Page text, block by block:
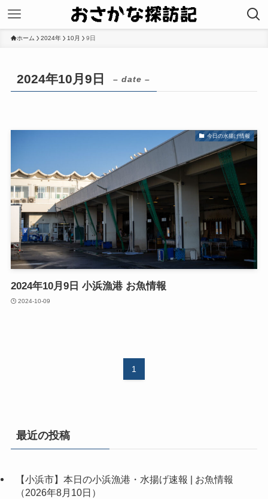
ホーム 2024年 10月 9日
2024年10月9日 – date –
今日の水揚げ情報
2024年10月9日 小浜漁港 お魚情報
2024-10-09
1
最近の投稿
【小浜市】本日の小浜漁港・水揚げ速報 | お魚情報
（2026年8月10日）